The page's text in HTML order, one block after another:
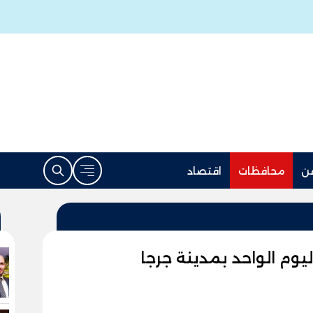
محافظات اقتصاد
الواحد بمدينة جرجا